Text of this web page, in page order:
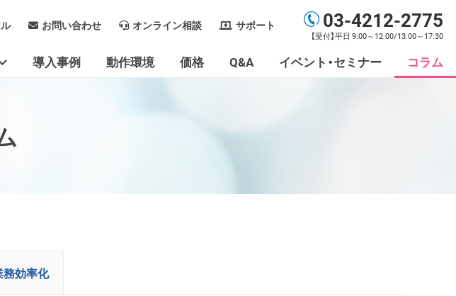
お問い合わせ オンライン相談 サポート 03-4212-2775
【受付】平日 9:00～12:00/13:00～17:30
導入事例 動作環境 価格 Q&A イベント・セミナー コラム
務効率化